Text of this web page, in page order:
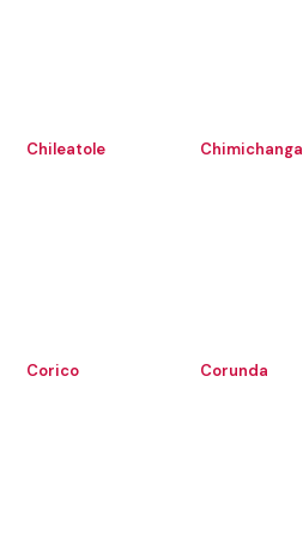
Chileatole Chimichanga
Corico Corunda